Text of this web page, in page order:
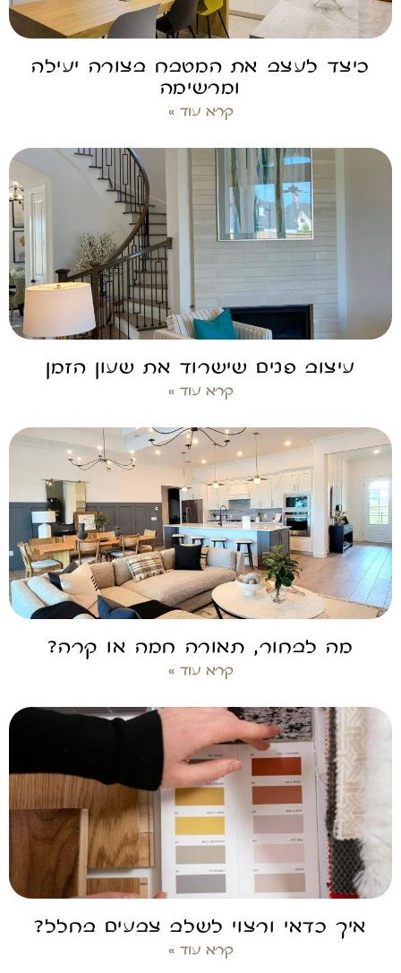
כיצד לעצב את המטבח בצורה יעילה
ומרשימה
קרא עוד »
עיצוב פנים שישרוד את שעון הזמן
קרא עוד »
מה לבחור, תאורה חמה או קרה?
קרא עוד »
איך כדאי ורצוי לשלב צבעים בחלל?
קרא עוד »